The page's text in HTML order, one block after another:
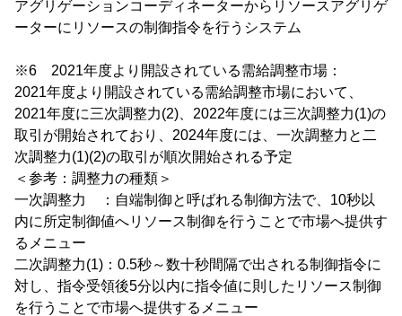
アグリゲーションコーディネーターからリソースアグリゲ
ーターにリソースの制御指令を行うシステム
※6 2021年度より開設されている需給調整市場：
2021年度より開設されている需給調整市場において、
2021年度に三次調整力(2)、2022年度には三次調整力(1)の
取引が開始されており、2024年度には、一次調整力と二
次調整力(1)(2)の取引が順次開始される予定
＜参考：調整力の種類＞
一次調整力 ：自端制御と呼ばれる制御方法で、10秒以
内に所定制御値へリソース制御を行うことで市場へ提供す
るメニュー
二次調整力(1)：0.5秒～数十秒間隔で出される制御指令に
対し、指令受領後5分以内に指令値に則したリソース制御
を行うことで市場へ提供するメニュー